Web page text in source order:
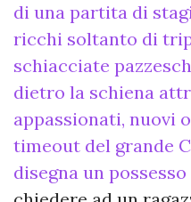
di una partita di
ricchi soltanto di
schiacciate
dietro la schiena
appassionati, nuovi
timeout del grande
disegna un